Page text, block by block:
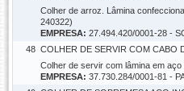
Colher de arroz. Lâmina
240322)
EMPRESA: 27.494.420/0001-28 -
48 COLHER DE SERVIR COM CABO
Colher de servir com lâmina em
EMPRESA: 37.730.284/0001-81 -